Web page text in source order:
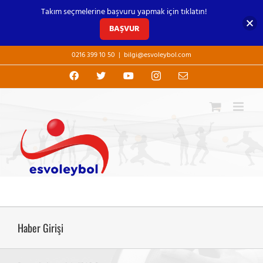
to
0216 399 10 50 | bilgi@esvoleybol.com
Facebook
X YouTubeInstagram
E-
Haber Girişi
Takım seçmelerine başvuru yapmak için tıklatın!
BAŞVUR